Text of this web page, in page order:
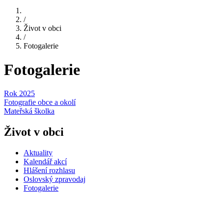
/
Život v obci
/
Fotogalerie
Fotogalerie
Rok 2025
Fotografie obce a okolí
Mateřská školka
Život v obci
Aktuality
Kalendář akcí
Hlášení rozhlasu
Oslovský zpravodaj
Fotogalerie